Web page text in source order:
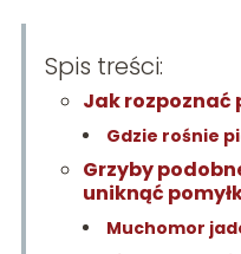
Spis treści:
Jak rozpoznać
Gdzie rośnie
Grzyby
uniknąć
Muchomor